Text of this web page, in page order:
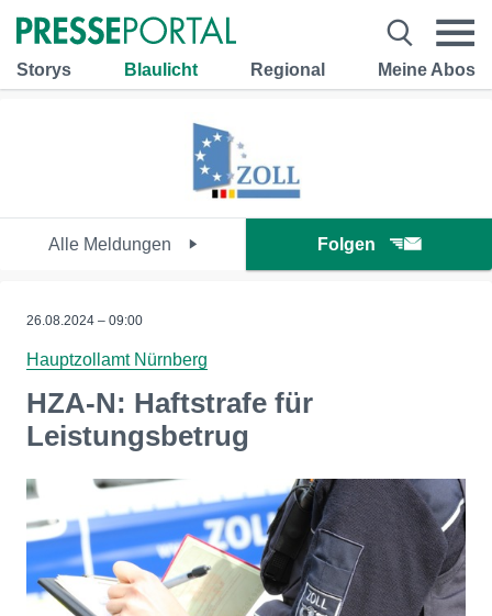
Storys Blaulicht Regional Meine Abos
Alle Meldungen Folgen
26.08.2024 – 09:00
Hauptzollamt Nürnberg
HZA-N: Haftstrafe für
Leistungsbetrug